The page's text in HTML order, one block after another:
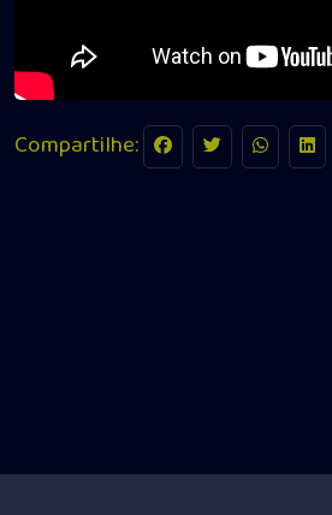
Compartilhe: